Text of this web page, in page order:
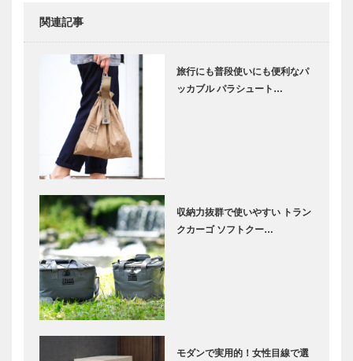
関連記事
旅行にも普段使いにも便利なパ
ッカブル パラシュート…
収納力抜群で使いやすい トラン
クカーゴ ソフトクー…
モダンで実用的！女性目線で選